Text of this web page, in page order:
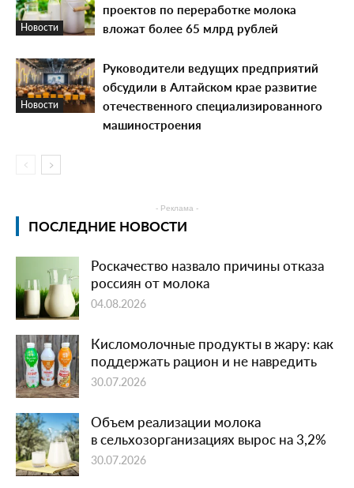
Новости
проектов по переработке молока
вложат более 65 млрд рублей
Новости
Руководители ведущих предприятий
обсудили в Алтайском крае развитие
отечественного специализированного
машиностроения
- Реклама -
ПОСЛЕДНИЕ НОВОСТИ
Роскачество назвало причины отказа
россиян от молока
04.08.2026
Кисломолочные продукты в жару: как
поддержать рацион и не навредить
30.07.2026
Объем реализации молока
в сельхозорганизациях вырос на 3,2%
30.07.2026